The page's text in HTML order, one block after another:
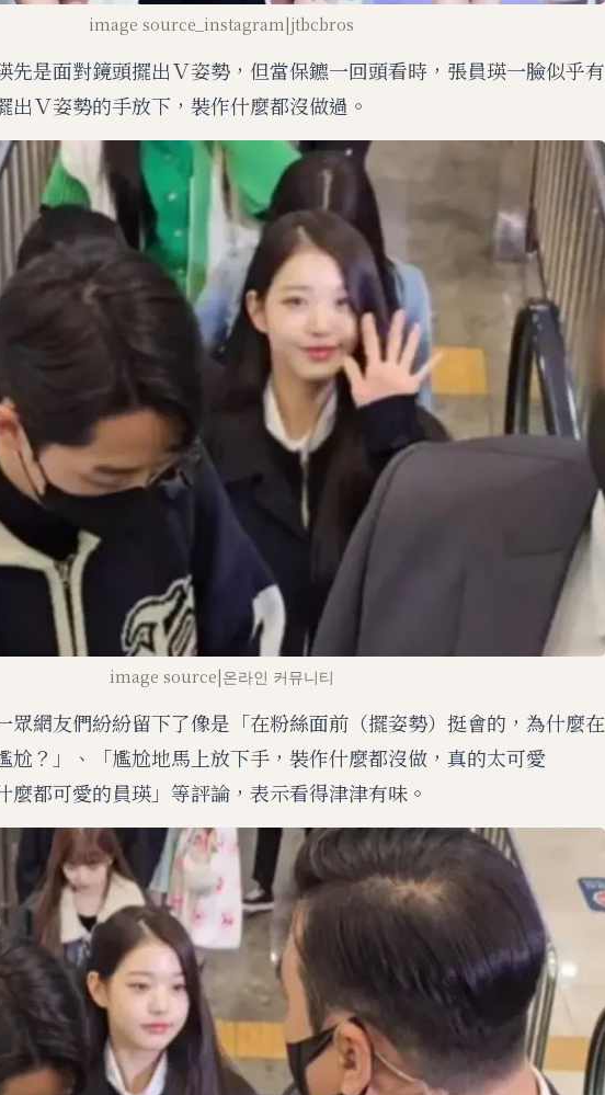
image source_instagram|jtbcbros
先是面對鏡頭擺出Ｖ姿勢，但當保鑣一回頭看時，張員瑛一臉似乎有
出Ｖ姿勢的手放下，裝作什麼都沒做過。
image source|온라인 커뮤니티
眾網友們紛紛留下了像是「在粉絲面前（擺姿勢）挺會的，為什麼在
尬？」、「尷尬地馬上放下手，裝作什麼都沒做，真的太可愛
麼都可愛的員瑛」等評論，表示看得津津有味。